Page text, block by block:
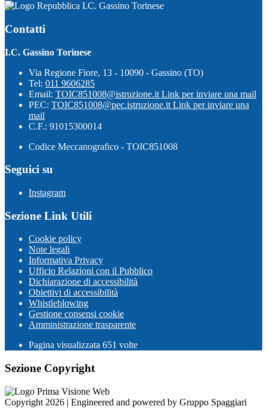
I.C. Gassino Torinese
Contatti
I.C. Gassino Torinese
Via Regione Fiore, 13 - 10090 - Gassino (TO)
Tel: 011 9606285
Email: TOIC851008@istruzione.it Link per inviare una mail
PEC: TOIC851008@pec.istruzione.it Link per inviare una
mail
C.F.: 91015300014
Codice Meccanografico - TOIC851008
Seguici su
Instagram
Sezione Link Utili
Cookie policy
Note legali
Informativa Privacy
Ufficio Relazioni con il Pubblico
Dichiarazione di accessibilità
Obiettivi di accessibilità
Whistleblowing
Gestione consensi cookie
Amministrazione trasparente
Pagina visualizzata 651 volte
Sezione Copyright
Copyright 2026 | Engineered and powered by Gruppo Spaggiari